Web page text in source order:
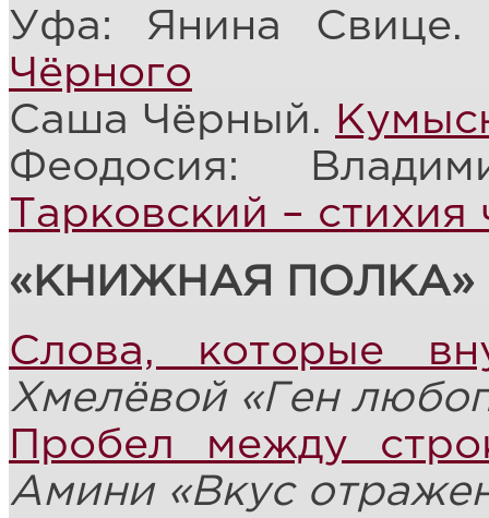
Уфа: Янина
Чёрного
Саша Чёрный.
Феодосия:
Тарковский – стихия
«КНИЖНАЯ
Слова, которые
Хмелёвой «Ген
Пробел между
Амини «Вкус